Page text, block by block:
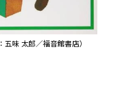
五味 太郎／福音館書店）